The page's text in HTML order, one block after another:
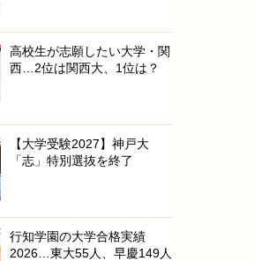
高校生が志願したい大学・関
西…2位は関西大、1位は？
【大学受験2027】神戸大
「志」特別選抜を終了
行知学園の大学合格実績
2026…東大55人、早慶149人